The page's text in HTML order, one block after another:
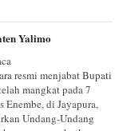
Yalimo
resmi menjabat Bupati
mangkat pada 7
Enembe, di Jayapura,
Undang-Undang